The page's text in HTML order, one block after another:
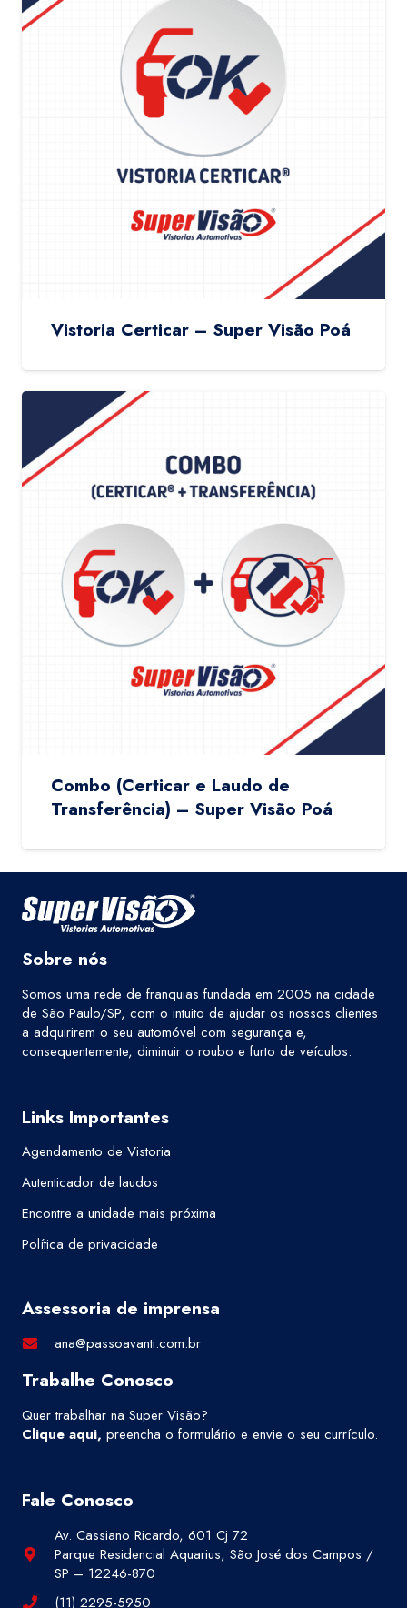
Vistoria Certicar – Super Visão Poá
Combo (Certicar e Laudo de
Transferência) – Super Visão Poá
Sobre nós
Somos uma rede de franquias fundada em 2005 na cidade
de São Paulo/SP, com o intuito de ajudar os nossos clientes
a adquirirem o seu automóvel com segurança e,
consequentemente, diminuir o roubo e furto de veículos.
Links Importantes
Agendamento de Vistoria
Autenticador de laudos
Encontre a unidade mais próxima
Política de privacidade
Assessoria de imprensa
ana@passoavanti.com.br
Trabalhe Conosco
Quer trabalhar na Super Visão?
Clique aqui, preencha o formulário e envie o seu currículo.
Fale Conosco
Av. Cassiano Ricardo, 601 Cj 72
Parque Residencial Aquarius, São José dos Campos /
SP – 12246-870
(11) 2295-5950